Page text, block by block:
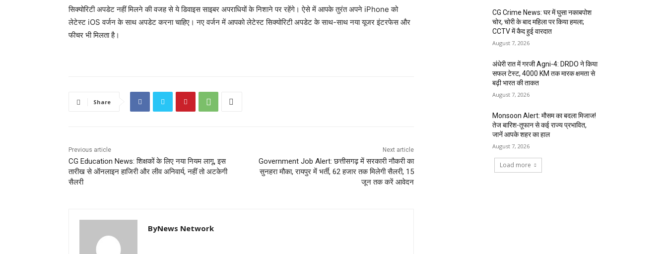
सिक्योरिटी अपडेट नहीं मिलने की वजह से ये डिवाइस साइबर अपराधियों के निशाने पर रहेंगे। ऐसे में आपके तुरंत अपने iPhone को
लेटेस्ट iOS वर्जन के साथ अपडेट करना चाहिए। नए वर्जन में आपको लेटेस्ट सिक्योरिटी अपडेट के साथ-साथ नया यूजर इंटरफेस और
फीचर भी मिलता है।
Share
Previous article
CG Education News: शिक्षकों के लिए नया नियम लागू, इस
तारीख से ऑनलाइन हाजिरी और लीव अनिवार्य, नहीं तो अटकेगी
सैलरी
Next article
Government Job Alert: छत्तीसगढ़ में सरकारी नौकरी का
सुनहरा मौका, रायपुर में भर्ती, 62 हजार तक मिलेगी सैलरी, 15
जून तक करें आवेदन
ByNews Network
CG Crime News: घर में घुसा नकाबपोश
चोर, चोरी के बाद महिला पर किया हमला;
CCTV में कैद हुई वारदात
August 7, 2026
अंधेरी रात में गरजी Agni-4: DRDO ने किया
सफल टेस्ट, 4000 KM तक मारक क्षमता से
बढ़ी भारत की ताकत
August 7, 2026
Monsoon Alert: मौसम का बदला मिजाज!
तेज बारिश-तूफान से कई राज्य प्रभावित,
जानें आपके शहर का हाल
August 7, 2026
Load more